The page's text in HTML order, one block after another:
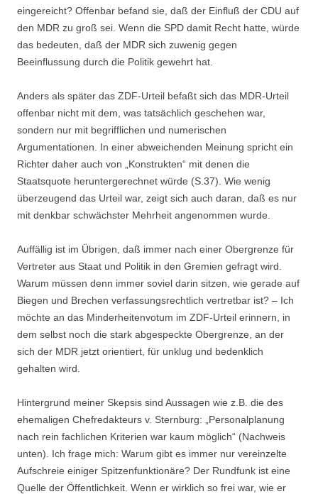
eingereicht? Offenbar befand sie, daß der Einfluß der CDU auf
den MDR zu groß sei. Wenn die SPD damit Recht hatte, würde
das bedeuten, daß der MDR sich zuwenig gegen
Beeinflussung durch die Politik gewehrt hat.
Anders als später das ZDF-Urteil befaßt sich das MDR-Urteil
offenbar nicht mit dem, was tatsächlich geschehen war,
sondern nur mit begrifflichen und numerischen
Argumentationen. In einer abweichenden Meinung spricht ein
Richter daher auch von „Konstrukten“ mit denen die
Staatsquote heruntergerechnet würde (S.37). Wie wenig
überzeugend das Urteil war, zeigt sich auch daran, daß es nur
mit denkbar schwächster Mehrheit angenommen wurde.
Auffällig ist im Übrigen, daß immer nach einer Obergrenze für
Vertreter aus Staat und Politik in den Gremien gefragt wird.
Warum müssen denn immer soviel darin sitzen, wie gerade auf
Biegen und Brechen verfassungsrechtlich vertretbar ist? – Ich
möchte an das Minderheitenvotum im ZDF-Urteil erinnern, in
dem selbst noch die stark abgespeckte Obergrenze, an der
sich der MDR jetzt orientiert, für unklug und bedenklich
gehalten wird.
Hintergrund meiner Skepsis sind Aussagen wie z.B. die des
ehemaligen Chefredakteurs v. Sternburg: „Personalplanung
nach rein fachlichen Kriterien war kaum möglich“ (Nachweis
unten). Ich frage mich: Warum gibt es immer nur vereinzelte
Aufschreie einiger Spitzenfunktionäre? Der Rundfunk ist eine
Quelle der Öffentlichkeit. Wenn er wirklich so frei war, wie er